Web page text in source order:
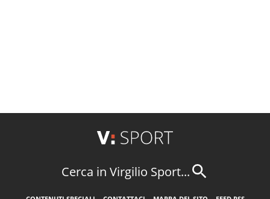
Cerca in Virgilio Sport...